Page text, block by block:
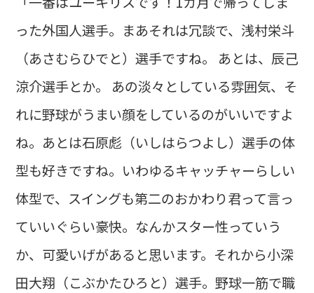
った外国人選手。まあそれは冗談で、浅村栄斗
（あさむらひでと）選手ですね。 あとは、辰己
涼介選手とか。 あの淡々としている雰囲気、そ
れに野球がうまい顔をしているのがいいですよ
ね。あとは石原彪（いしはらつよし）選手の体
型も好きですね。いわゆるキャッチャーらしい
体型で、スイングも第二のおかわり君って言っ
ていいぐらい豪快。なんかスター性っていう
か、可愛いげがあると思います。それから小深
田大翔（こぶかたひろと）選手。野球一筋で職